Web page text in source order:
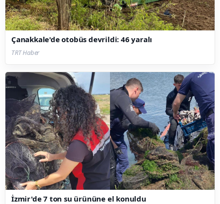
Çanakkale'de otobüs devrildi: 46 yaralı
TRT Haber
İzmir'de 7 ton su ürününe el konuldu